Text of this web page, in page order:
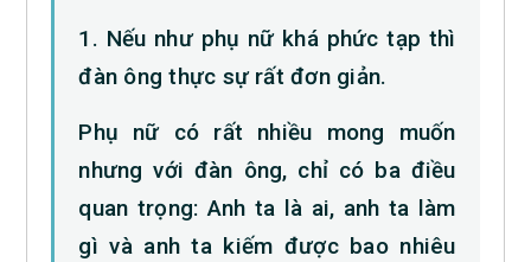
1. Nếu như phụ nữ khá phức tạp thì
đàn ông thực sự rất đơn giản.
Phụ nữ có rất nhiều mong muốn
nhưng với đàn ông, chỉ có ba điều
quan trọng: Anh ta là ai, anh ta làm
gì và anh ta kiếm được bao nhiêu